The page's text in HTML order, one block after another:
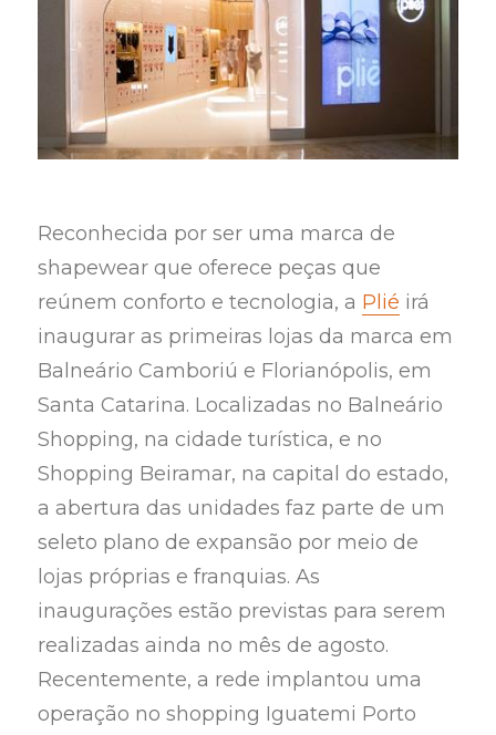
Reconhecida por ser uma marca de
shapewear que oferece peças que
reúnem conforto e tecnologia, a Plié irá
inaugurar as primeiras lojas da marca em
Balneário Camboriú e Florianópolis, em
Santa Catarina. Localizadas no Balneário
Shopping, na cidade turística, e no
Shopping Beiramar, na capital do estado,
a abertura das unidades faz parte de um
seleto plano de expansão por meio de
lojas próprias e franquias. As
inaugurações estão previstas para serem
realizadas ainda no mês de agosto.
Recentemente, a rede implantou uma
operação no shopping Iguatemi Porto